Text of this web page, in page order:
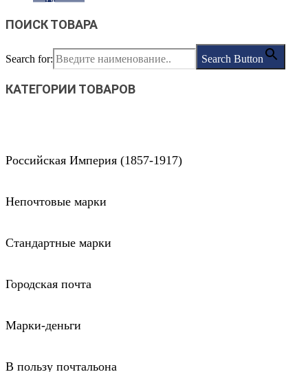
ПОИСК ТОВАРА
Search for: Search Button
КАТЕГОРИИ ТОВАРОВ
Российская Империя (1857-1917)
Непочтовые марки
Стандартные марки
Городская почта
Марки-деньги
В пользу почтальона